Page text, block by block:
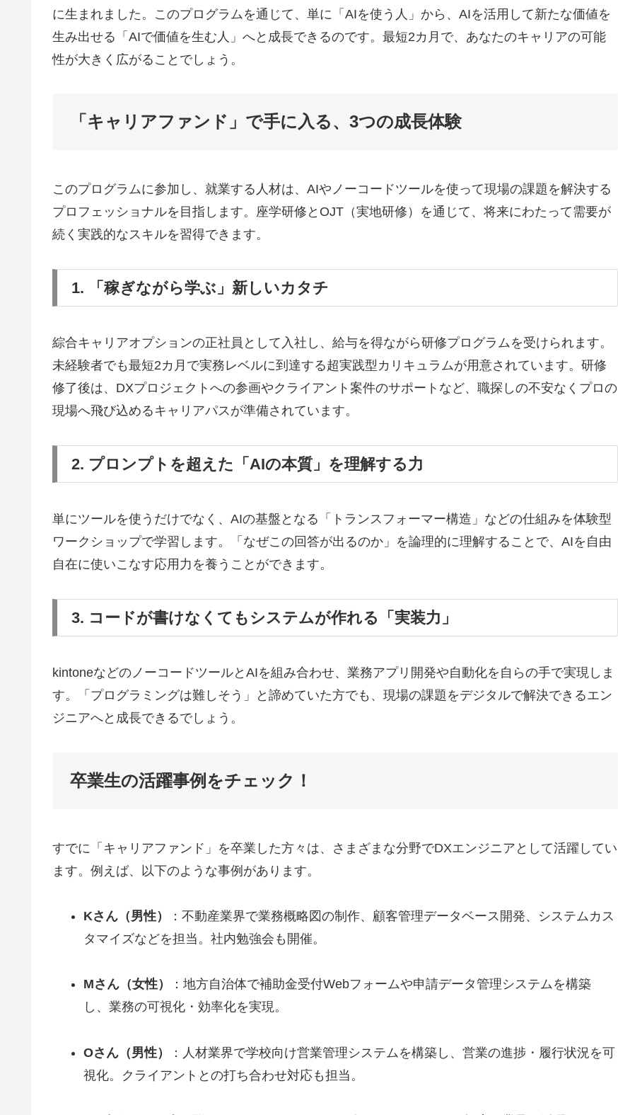
に生まれました。このプログラムを通じて、単に「AIを使う人」から、AIを活用して新たな価値を
生み出せる「AIで価値を生む人」へと成長できるのです。最短2カ月で、あなたのキャリアの可能
性が大きく広がることでしょう。
「キャリアファンド」で手に入る、3つの成長体験
このプログラムに参加し、就業する人材は、AIやノーコードツールを使って現場の課題を解決する
プロフェッショナルを目指します。座学研修とOJT（実地研修）を通じて、将来にわたって需要が
続く実践的なスキルを習得できます。
1. 「稼ぎながら学ぶ」新しいカタチ
綜合キャリアオプションの正社員として入社し、給与を得ながら研修プログラムを受けられます。
未経験者でも最短2カ月で実務レベルに到達する超実践型カリキュラムが用意されています。研修
修了後は、DXプロジェクトへの参画やクライアント案件のサポートなど、職探しの不安なくプロの
現場へ飛び込めるキャリアパスが準備されています。
2. プロンプトを超えた「AIの本質」を理解する力
単にツールを使うだけでなく、AIの基盤となる「トランスフォーマー構造」などの仕組みを体験型
ワークショップで学習します。「なぜこの回答が出るのか」を論理的に理解することで、AIを自由
自在に使いこなす応用力を養うことができます。
3. コードが書けなくてもシステムが作れる「実装力」
kintoneなどのノーコードツールとAIを組み合わせ、業務アプリ開発や自動化を自らの手で実現しま
す。「プログラミングは難しそう」と諦めていた方でも、現場の課題をデジタルで解決できるエン
ジニアへと成長できるでしょう。
卒業生の活躍事例をチェック！
すでに「キャリアファンド」を卒業した方々は、さまざまな分野でDXエンジニアとして活躍してい
ます。例えば、以下のような事例があります。
Kさん（男性）
：不動産業界で業務概略図の制作、顧客管理データベース開発、システムカス
タマイズなどを担当。社内勉強会も開催。
Mさん（女性）
：地方自治体で補助金受付Webフォームや申請データ管理システムを構築
し、業務の可視化・効率化を実現。
Oさん（男性）
：人材業界で学校向け営業管理システムを構築し、営業の進捗・履行状況を可
視化。クライアントとの打ち合わせ対応も担当。